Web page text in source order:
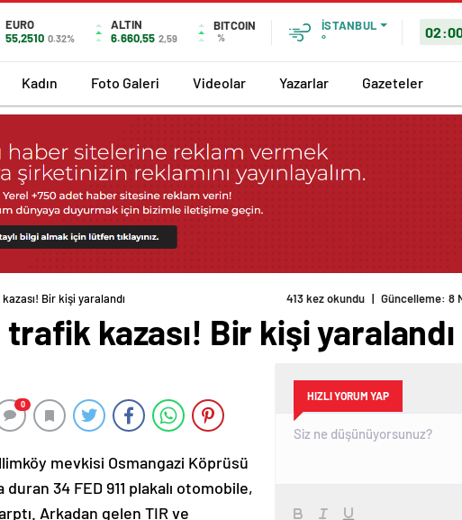
EURO
55,2510 0.32%
ALTIN
6.660,55 2,59
BITCOIN
%
İSTANBUL
°
Kadın Foto Galeri Videolar Yazarlar Gazeteler
Bir kişi yaralandı 413 kez okundu | Güncelleme: 8
kazası! Bir kişi yaralandı
0
mevkisi Osmangazi Köprüsü
34 FED 911 plakalı otomobile,
Arkadan gelen TIR ve
HIZLI YORUM YAP